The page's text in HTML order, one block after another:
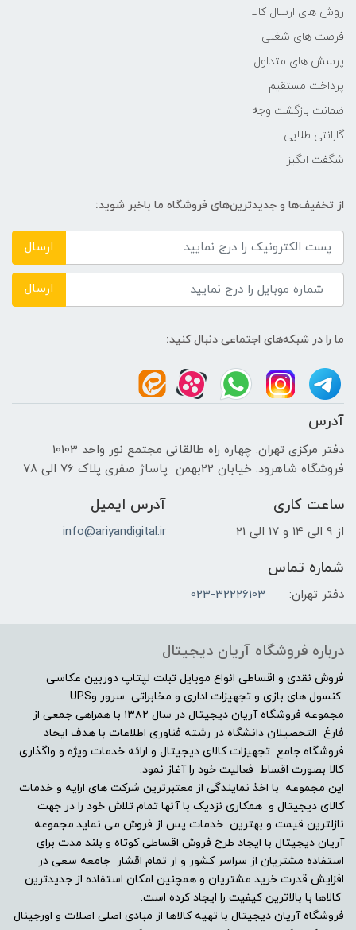
-
فاصله کانونی
24-1200 میلی متر
محدوده دیافراگم
F3.4 - F6.5
50 برابر
بزرگ‌نمایی دیجیتال
لرزشگیر تصویر
فوکوس خودکار
بله
فوکوس دستی
بله
سایر توضیحات فوکوس
Wide: 1.97
جبران نوردهی
روش های ارسال کالا
فرصت های شغلی
پرسش های متداول
پرداخت مستقیم
ضمانت بازگشت وجه
گارانتی طلایی
شگفت انگیز
از تخفیف‌ها و جدیدترین‌های فروشگاه ما باخبر شوید:
ارسال
ارسال
ما را در شبکه‌های اجتماعی دنبال کنید:
آدرس
دفتر مرکزی تهران: چهاره راه طالقانی مجتمع نور واحد 10103
فروشگاه شاهرود: خیابان 22بهمن پاساژ صفری پلاک 76 الی 78
ساعت کاری
از 9 الی 14 و 17 الی 21
آدرس ایمیل
info@ariyandigital.ir
شماره تماس
دفتر تهران: 023-32226103
درباره فروشگاه آریان دیجیتال
فروش نقدی و اقساطی انواع موبایل تبلت لپتاپ دوربین عکاسی
کنسول های بازی و تجهیزات اداری و مخابراتی سرور وUPS
مجموعه فروشگاه آریان دیجیتال در سال ۱۳۸۲ با همراهی جمعی از
فارغ التحصیلان دانشگاه در رشته فناوری اطلاعات با هدف ایجاد
فروشگاه جامع تجهیزات کالای دیجیتال و ارائه خدمات ویژه و واگذاری
کالا بصورت اقساط فعالیت خود را آغاز نمود.
این مجموعه با اخذ نمایندگی از معتبرترین شرکت های ارایه و خدمات
کالای دیجیتال و همکاری نزدیک با آنها تمام تلاش خود را در جهت
نازلترین قیمت و بهترین خدمات پس از فروش می نماید.مجموعه
آریان دیجیتال با ایجاد طرح فروش اقساطی کوتاه و بلند مدت برای
استفاده مشتریان از سراسر کشور و ار تمام اقشار جامعه سعی در
افزایش قدرت خرید مشتریان و همچنین امکان استفاده از جدیدترین
کالاها با بالاترین کیفیت را ایجاد کرده است.
فروشگاه آریان دیجیتال با تهیه کالاها از مبادی اصلی اصلات و اورجینال